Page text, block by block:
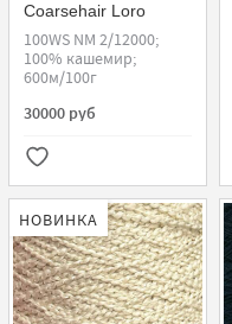
Coarsehair Loro
Piana
100WS NM 2/12000;
100% кашемир;
600м/100г
30000 руб
НОВИНКА